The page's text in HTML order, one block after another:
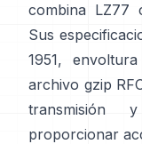
combina LZ77
Sus
1951,
archivo gzip
transmisión y
proporcionar